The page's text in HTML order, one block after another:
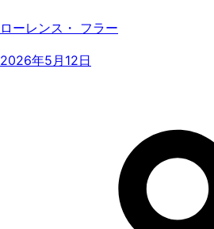
ローレンス・ フラー
2026年5月12日